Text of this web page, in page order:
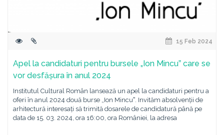
15 Feb 2024
Apel la candidaturi pentru bursele „Ion Mincuˮ care se
vor desfășura în anul 2024
Institutul Cultural Român lansează un apel la candidaturi pentru a
oferi în anul 2024 două burse „Ion Mincuˮ. Invităm absolvenții de
arhitectură interesați să trimită dosarele de candidatură până pe
data de 15. 03. 2024, ora 16:00, ora României, la adresa